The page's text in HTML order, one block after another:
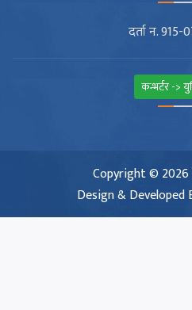
दर्ता न.
कन्भर्टर ->
Copyright © 2026
Design & Developed